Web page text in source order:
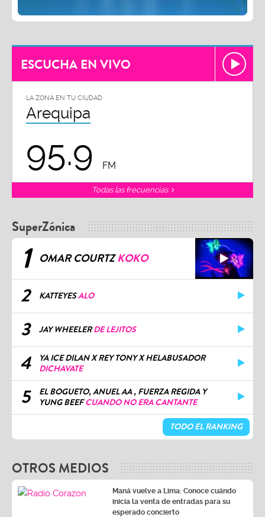
ESCUCHA EN VIVO
LA ZONA EN TU CIUDAD
Arequipa
95.9 FM
Todas las frecuencias
SuperZónica
1 OMAR COURTZKOKO
2 KATTEYESALO
3 JAY WHEELERDE LEJITOS
4
YA ICE DILAN X REY TONY X HELABUSADOR
DICHAVATE
5
EL BOGUETO, ANUEL AA , FUERZA REGIDA Y
YUNG BEEFCUANDO NO ERA CANTANTE
TODO EL RANKING
OTROS MEDIOS
Maná vuelve a Lima: Conoce cuándo
inicia la venta de entradas para su
esperado concierto